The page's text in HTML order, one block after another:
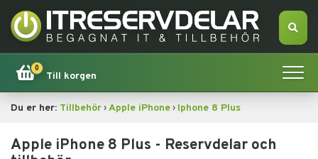
0
Till korgen
Apple
Du er her: Tillbehör›Apple iPhone› Iphone 8 Plus
Apple iPhone 8 Plus - Reservdelar och